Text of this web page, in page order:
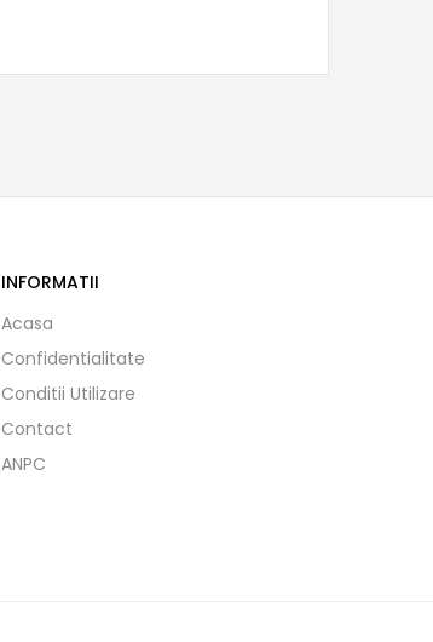
INFORMATII
Acasa
Confidentialitate
Conditii Utilizare
Contact
ANPC